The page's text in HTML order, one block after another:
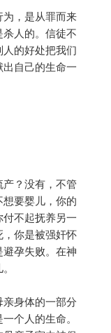
，是从罪而来
人的。信徒不
的好处把我们
自己的生命一
？没有，不管
要婴儿，你的
不起抚养另一
你是被强奸怀
孕失败。在神
身体的一部分
个人的生命。